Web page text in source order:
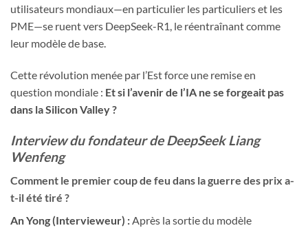
utilisateurs mondiaux—en particulier les particuliers et les
PME—se ruent vers DeepSeek-R1, le réentraînant comme
leur modèle de base.
Cette révolution menée par l’Est force une remise en
question mondiale : Et si l’avenir de l’IA ne se forgeait pas
dans la Silicon Valley ?
Interview du fondateur de DeepSeek Liang
Wenfeng
Comment le premier coup de feu dans la guerre des prix a-
t-il été tiré ?
An Yong (Intervieweur) :Après la sortie du modèle